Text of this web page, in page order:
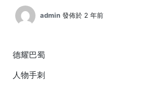
admin 發佈於 2 年前
德耀巴蜀
人物手刺